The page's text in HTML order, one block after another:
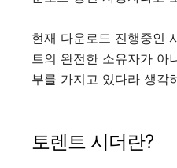
현재 다운로드 진행중인
트의 완전한 소유자가 아
부를 가지고 있다라 생각
토렌트 시더란?